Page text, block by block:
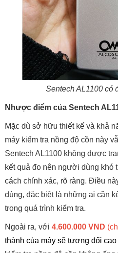
Sentech AL1100 có
Nhược điểm của Sentech
Mặc dù sở hữu thiết kế và khả
máy kiểm tra nồng độ cồn này
Sentech AL1100 không được
kết quả đo nên người dùng khó
cách chính xác, rõ ràng. Điều
dùng, đặc biệt là những ai cần
trong quá trình kiểm tra.
Ngoài ra, với 4.600.000 VND
thành của máy sẽ tương đối cao